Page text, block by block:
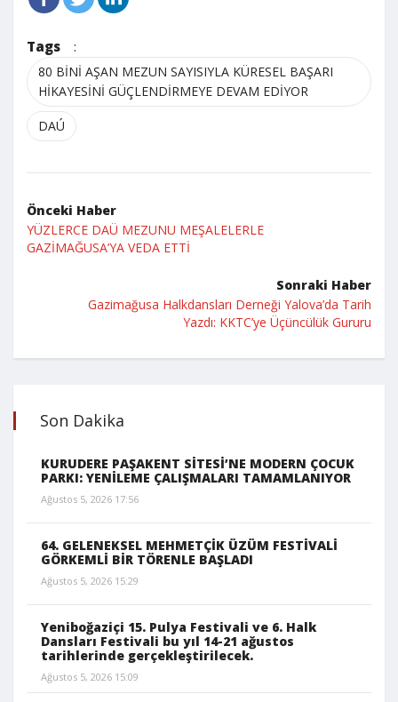
Tags :
80 BİNİ AŞAN MEZUN SAYISIYLA KÜRESEL BAŞARI
HİKAYESİNİ GÜÇLENDİRMEYE DEVAM EDİYOR
DAÚ
Önceki Haber
YÜZLERCE DAÜ MEZUNU MEŞALELERLE
GAZİMAĞUSA’YA VEDA ETTİ
Sonraki Haber
Gazimağusa Halkdansları Derneği Yalova’da Tarih
Yazdı: KKTC’ye Üçüncülük Gururu
Son Dakika
KURUDERE PAŞAKENT SİTESİ’NE MODERN ÇOCUK
PARKI: YENİLEME ÇALIŞMALARI TAMAMLANIYOR
Ağustos 5, 2026 17:56
64. GELENEKSEL MEHMETÇİK ÜZÜM FESTİVALİ
GÖRKEMLİ BİR TÖRENLE BAŞLADI
Ağustos 5, 2026 15:29
Yeniboğaziçi 15. Pulya Festivali ve 6. Halk
Dansları Festivali bu yıl 14-21 ağustos
tarihlerinde gerçekleştirilecek.
Ağustos 5, 2026 15:09